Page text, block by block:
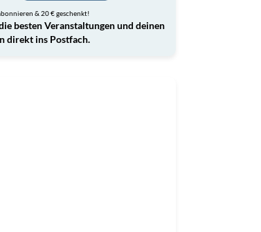
& 20 € geschenkt!
besten Veranstaltungen und deinen
direkt ins Postfach.